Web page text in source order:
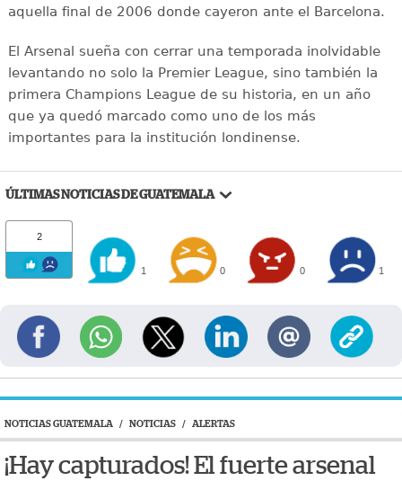
aquella final de 2006 donde cayeron ante el Barcelona.
El Arsenal sueña con cerrar una temporada inolvidable
levantando no solo la Premier League, sino también la
primera Champions League de su historia, en un año
que ya quedó marcado como uno de los más
importantes para la institución londinense.
ÚLTIMAS NOTICIAS DE GUATEMALA
2
1 0 0 1
NOTICIAS GUATEMALA / NOTICIAS / ALERTAS
¡Hay capturados! El fuerte arsenal